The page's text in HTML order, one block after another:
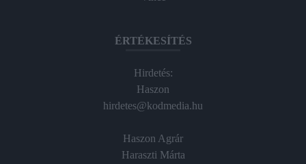
ÉRTÉKESÍTÉS
Hirdetés:
Haszon
hirdetes@kodmedia.hu
Haszon Agrár
Haraszti Márta